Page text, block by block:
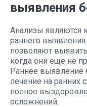
выявления
Анализы являются
раннего
позволяют выявить
когда они еще не
Раннее выявление
лечение на ранних
полное
осложнений.